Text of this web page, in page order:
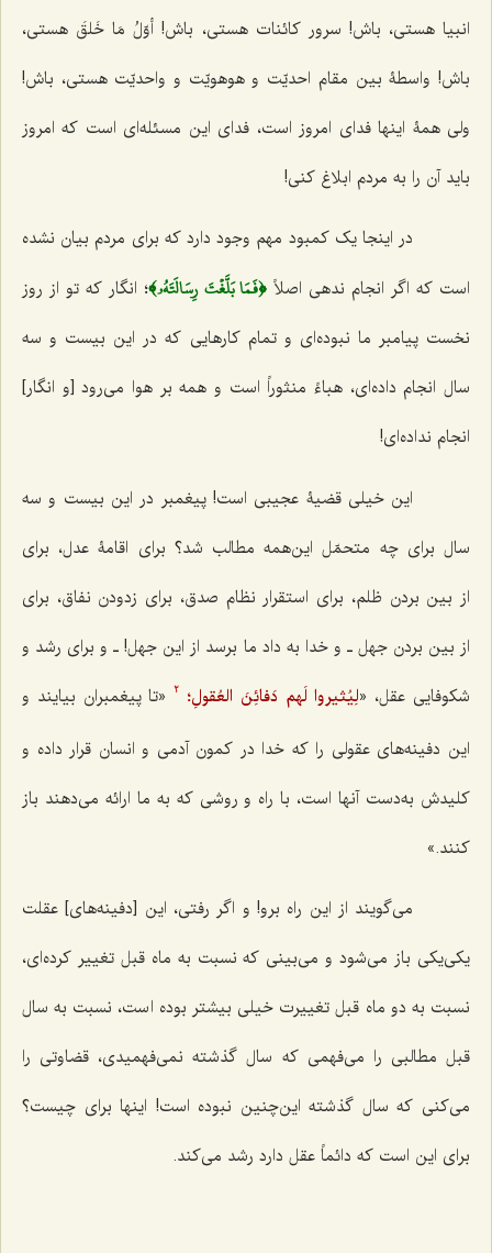
انبیا هستی، باش! سرور کائنات هستی، باش! أوّلُ مَا خَلقَ هستی،
باش! واسطۀ بین مقام احدیّت و هوهویّت و واحدیّت هستی، باش!
ولی همۀ اینها فدای امروز است، فدای این مسئله‌ای است که امروز
باید آن را به مردم ابلاغ کنی!
در اینجا یک کمبود مهم وجود دارد که برای مردم بیان نشده
است که اگر انجام ندهی اصلاً ﴿فَمَا بَلَّغۡتَ رِسَالَتَهُۥ﴾؛ انگار که تو از روز
نخست پیامبر ما نبوده‌ای و تمام کارهایی که در این بیست و سه
سال انجام داده‌ای، هباءً منثوراً است و همه بر هوا می‌رود [و انگار]
انجام نداده‌ای!
این خیلی قضیۀ عجیبی است! پیغمبر در این بیست و سه
سال برای چه متحمّل این‌همه مطالب شد؟ برای اقامۀ عدل، برای
از بین بردن ظلم، برای استقرار نظام صدق، برای زدودن نفاق، برای
از بین بردن جهل ـ و خدا به داد ما برسد از این جهل! ـ و برای رشد و
شکوفایی عقل، «لِیُثیروا لَهم دَفائِنَ العُقولِ؛ 2
«تا پیغمبران بیایند و
این دفینه‌های عقولی را که خدا در کمون آدمی و انسان قرار داده و
کلیدش به‌دست آنها است، با راه و روشی که به ما ارائه می‌دهند باز
کنند.»
می‌گویند از این راه برو! و اگر رفتی، این [دفینه‌های] عقلت
یکی‌یکی باز می‌شود و می‌بینی که نسبت به ماه قبل تغییر کرده‌ای،
نسبت به دو ماه قبل تغییرت خیلی بیشتر بوده است، نسبت به سال
قبل مطالبی را می‌فهمی که سال گذشته نمی‌فهمیدی، قضاوتی را
می‌کنی که سال گذشته این‌چنین نبوده است! اینها برای چیست؟
برای این است که دائماً عقل دارد رشد می‌کند.